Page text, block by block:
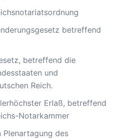
betreffend
betreffend die
und
Reich.
Erlaß, betreffend
Notarkammer
Plenartagung des